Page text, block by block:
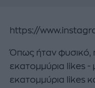
https://
Όπως ήταν φυσικό,
εκατομμύρια likes -
εκατομμύρια likes